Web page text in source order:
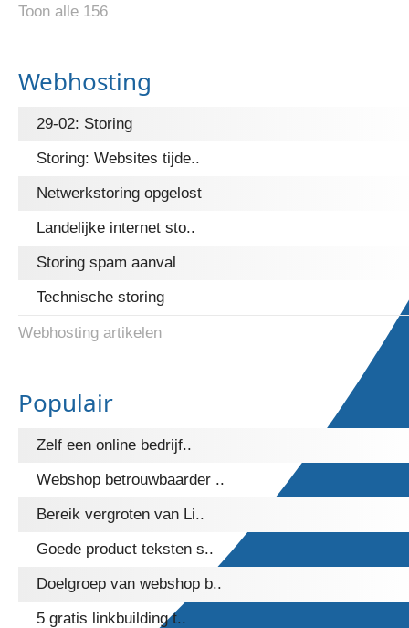
Toon alle 156
Webhosting
29-02: Storing
Storing: Websites tijde..
Netwerkstoring opgelost
Landelijke internet sto..
Storing spam aanval
Technische storing
Webhosting artikelen
Populair
Zelf een online bedrijf..
Webshop betrouwbaarder ..
Bereik vergroten van Li..
Goede product teksten s..
Doelgroep van webshop b..
5 gratis linkbuilding t..